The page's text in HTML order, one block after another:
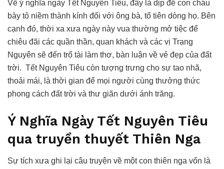
Về ý nghĩa ngày Tết Nguyên Tiêu, đây là dịp để con cháu
bày tỏ niềm thành kính đối với ông bà, tổ tiên dòng họ. Bên
cạnh đó, thời xa xưa ngày này vua thường mở tiệc để
chiêu đãi các quần thần, quan khách và các vị Trạng
Nguyên sẽ đến trổ tài làm thơ, bàn luận về vẻ đẹp của đất
trời. Tết Nguyên Tiêu còn tượng trưng cho sự tao nhã,
thoải mái, là thời gian để mọi người cùng thưởng thức
phong cách đất trời và thư giãn dưới ánh trăng.
Ý Nghĩa Ngày Tết Nguyên Tiêu
qua truyền thuyết Thiên Nga
Sự tích xưa ghi lại câu truyện về một con thiên nga vốn là